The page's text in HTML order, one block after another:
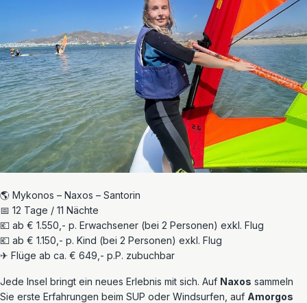
🌎 Mykonos – Naxos – Santorin
📅 12 Tage / 11 Nächte
💶 ab € 1.550,- p. Erwachsener (bei 2 Personen) exkl. Flug
💶 ab € 1.150,- p. Kind (bei 2 Personen) exkl. Flug
✈ Flüge ab ca. € 649,- p.P. zubuchbar
Jede Insel bringt ein neues Erlebnis mit sich. Auf Naxos sammeln
Sie erste Erfahrungen beim SUP oder Windsurfen, auf Amorgos